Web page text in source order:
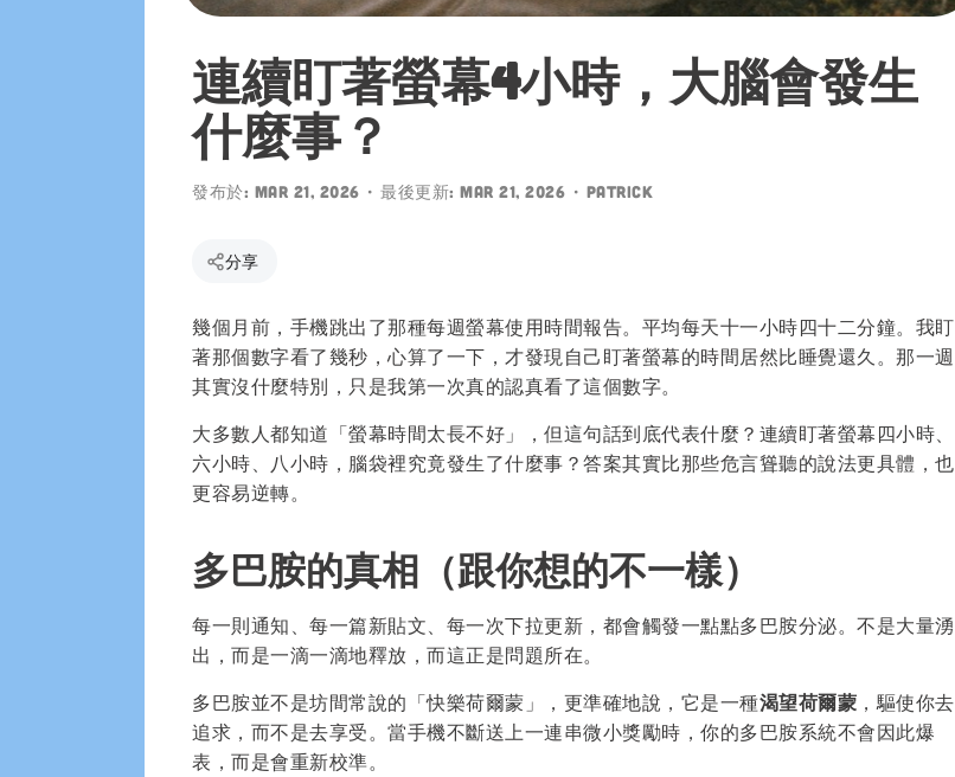
連續盯著螢幕4小時，大腦會發生
什麼事？
發布於: Mar 21, 2026 • 最後更新: Mar 21, 2026 • patrick
分享
幾個月前，手機跳出了那種每週螢幕使用時間報告。平均每天十一小時四十二分鐘。我盯
著那個數字看了幾秒，心算了一下，才發現自己盯著螢幕的時間居然比睡覺還久。那一週
其實沒什麼特別，只是我第一次真的認真看了這個數字。
大多數人都知道「螢幕時間太長不好」，但這句話到底代表什麼？連續盯著螢幕四小時、
六小時、八小時，腦袋裡究竟發生了什麼事？答案其實比那些危言聳聽的說法更具體，也
更容易逆轉。
多巴胺的真相（跟你想的不一樣）
每一則通知、每一篇新貼文、每一次下拉更新，都會觸發一點點多巴胺分泌。不是大量湧
出，而是一滴一滴地釋放，而這正是問題所在。
多巴胺並不是坊間常說的「快樂荷爾蒙」，更準確地說，它是一種渴望荷爾蒙 ，驅使你去
追求，而不是去享受。當手機不斷送上一連串微小獎勵時，你的多巴胺系統不會因此爆
表，而是會重新校準。